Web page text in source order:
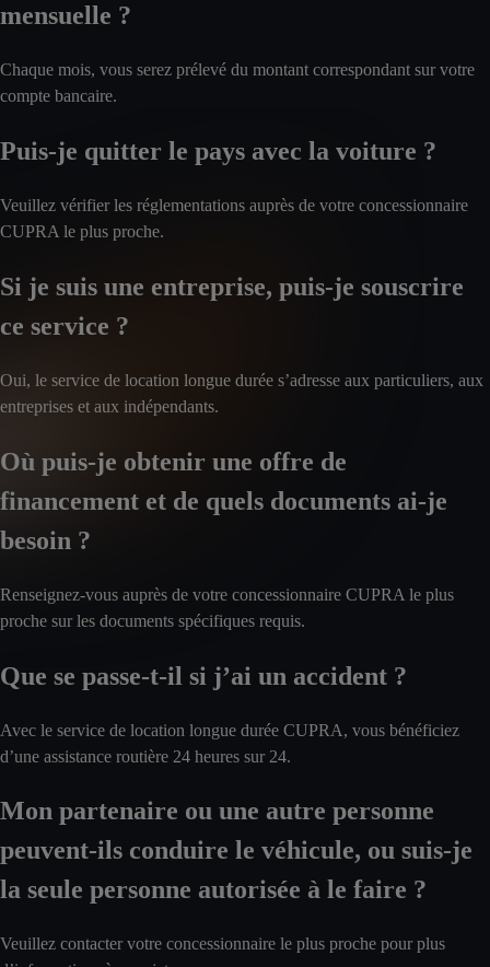
mensuelle ?
Chaque mois, vous serez prélevé du montant correspondant sur votre
compte bancaire.
Puis-je quitter le pays avec la voiture ?
Veuillez vérifier les réglementations auprès de votre concessionnaire
CUPRA le plus proche.
Si je suis une entreprise, puis-je souscrire
ce service ?
Oui, le service de location longue durée s’adresse aux particuliers, aux
entreprises et aux indépendants.
Où puis-je obtenir une offre de
financement et de quels documents ai-je
besoin ?
Renseignez-vous auprès de votre concessionnaire CUPRA le plus
proche sur les documents spécifiques requis.
Que se passe-t-il si j’ai un accident ?
Avec le service de location longue durée CUPRA, vous bénéficiez
d’une assistance routière 24 heures sur 24.
Mon partenaire ou une autre personne
peuvent-ils conduire le véhicule, ou suis-je
la seule personne autorisée à le faire ?
Veuillez contacter votre concessionnaire le plus proche pour plus